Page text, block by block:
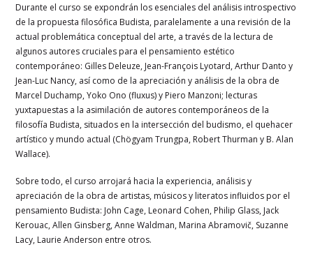
Durante el curso se expondrán los esenciales del análisis introspectivo
de la propuesta filosófica Budista, paralelamente a una revisión de la
actual problemática conceptual del arte, a través de la lectura de
algunos autores cruciales para el pensamiento estético
contemporáneo: Gilles Deleuze, Jean-François Lyotard, Arthur Danto y
Jean-Luc Nancy, así como de la apreciación y análisis de la obra de
Marcel Duchamp, Yoko Ono (fluxus) y Piero Manzoni; lecturas
yuxtapuestas a la asimilación de autores contemporáneos de la
filosofía Budista, situados en la intersección del budismo, el quehacer
artístico y mundo actual (Chögyam Trungpa, Robert Thurman y B. Alan
Wallace).
Sobre todo, el curso arrojará hacia la experiencia, análisis y
apreciación de la obra de artistas, músicos y literatos influidos por el
pensamiento Budista: John Cage, Leonard Cohen, Philip Glass, Jack
Kerouac, Allen Ginsberg, Anne Waldman, Marina Abramovič, Suzanne
Lacy, Laurie Anderson entre otros.